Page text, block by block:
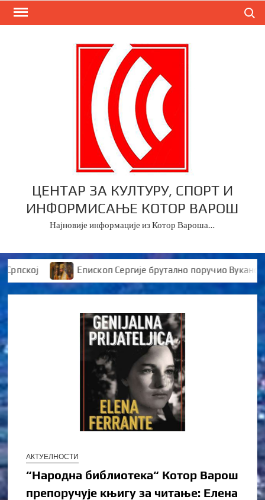
Skip
ЦЕНТАР ЗА КУЛТУРУ, СПОРТ И
ИНФОРМИСАЊЕ КОТОР ВАРОШ
Најновије информације из Котор Вароша…
Епископ Сергије брутално поручио
АКТУЕЛНОСТИ
“Народна библиотека“ Котор Варош
препоручује књигу за читање: Елена